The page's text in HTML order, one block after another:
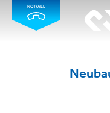
NOTFALL